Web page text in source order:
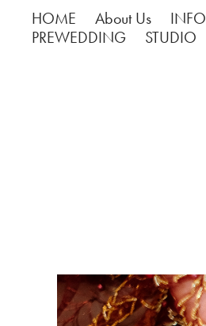
HOME About Us INFO
PREWEDDING
STUDIO